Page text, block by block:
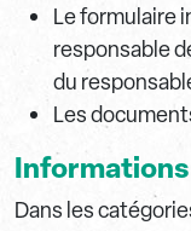
Le formulaire
responsable
du
Les
Dans les